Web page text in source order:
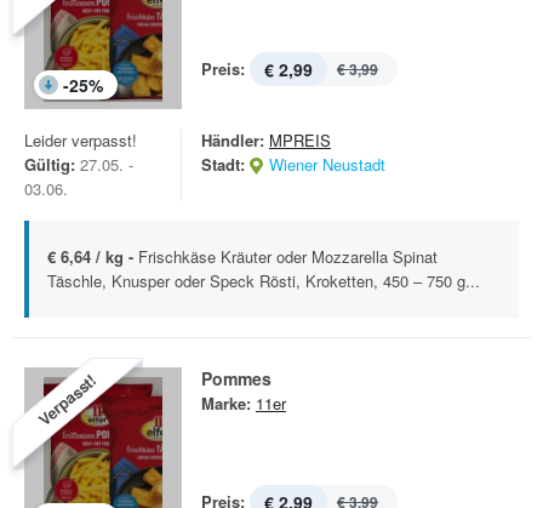
-25%
Preis: € 2,99 € 3,99
Leider verpasst!
Gültig: 27.05. -
03.06.
Händler: MPREIS
Stadt:
Wiener Neustadt
€ 6,64 / kg - Frischkäse Kräuter oder Mozzarella Spinat
Täschle, Knusper oder Speck Rösti, Kroketten, 450 – 750 g...
Verpasst! Pommes
Marke: 11er
Preis: € 2,99 € 3,99